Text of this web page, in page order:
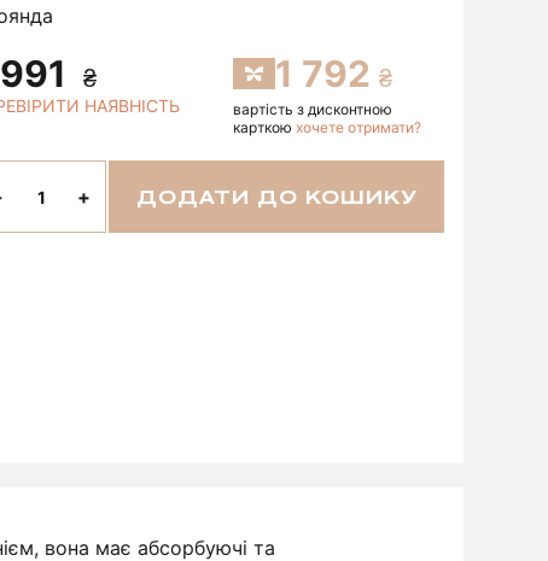
НАЯВНІСТЬ
1 792
вартість з дисконтною
карткою хочете отримати?
+ ДОДАТИ ДО КОШИКУ
вона має абсорбуючі та